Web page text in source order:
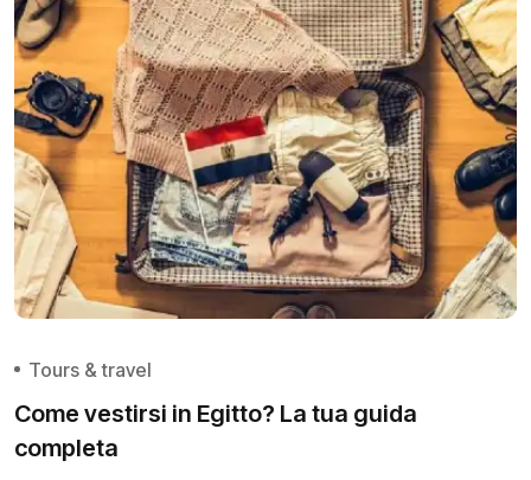
Tours & travel
Come vestirsi in Egitto? La tua guida
completa